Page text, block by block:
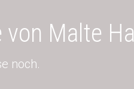
Malte
noch.